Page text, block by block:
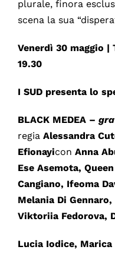
plurale, finora
scena la sua
Venerdì 30 maggio |
19.30
I SUD presenta lo
BLACK MEDEA –
regia Alessandra
Efionayicon Anna
Ese Asemota,
Cangiano, Ifeoma
Melania Di
Viktoriia Fedorova,
Lucia Iodice,